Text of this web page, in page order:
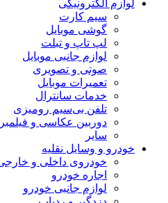
لوازم الکترونیکی
سیم کارت
گوشی موبایل
لپ تاپ و تبلت
لوازم جانبی موبایل
صوتی و تصویری
تعمیرات موبایل
خدمات سانترال
تلفن بی‌سیم رومیزی
دوربین عکاسی و
سایر
خودرو و وسایل نقلیه
خودروی داخلی و
اجاره خودرو
لوازم جانبی خودرو